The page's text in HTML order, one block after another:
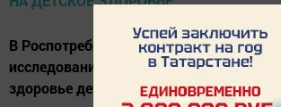
В Роспотребнадзоре рассказали о
исследование о том, как спиннеры
здоровье детей. «Учитывая тревогу